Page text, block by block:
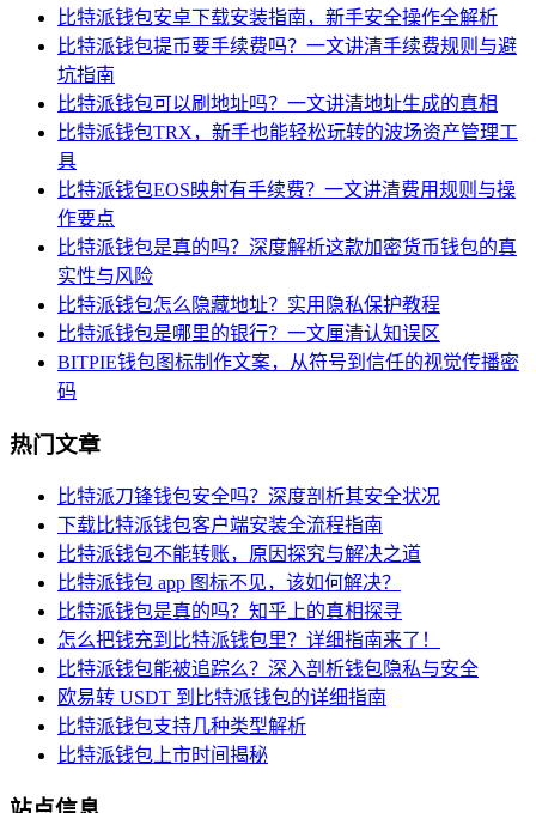
比特派钱包安卓下载安装指南，新手安全操作全解析
比特派钱包提币要手续费吗？一文讲清手续费规则与避
坑指南
比特派钱包可以刷地址吗？一文讲清地址生成的真相
比特派钱包TRX，新手也能轻松玩转的波场资产管理工
具
比特派钱包EOS映射有手续费？一文讲清费用规则与操
作要点
比特派钱包是真的吗？深度解析这款加密货币钱包的真
实性与风险
比特派钱包怎么隐藏地址？实用隐私保护教程
比特派钱包是哪里的银行？一文厘清认知误区
BITPIE钱包图标制作文案，从符号到信任的视觉传播密
码
热门文章
比特派刀锋钱包安全吗？深度剖析其安全状况
下载比特派钱包客户端安装全流程指南
比特派钱包不能转账，原因探究与解决之道
比特派钱包 app 图标不见，该如何解决？
比特派钱包是真的吗？知乎上的真相探寻
怎么把钱充到比特派钱包里？详细指南来了！
比特派钱包能被追踪么？深入剖析钱包隐私与安全
欧易转 USDT 到比特派钱包的详细指南
比特派钱包支持几种类型解析
比特派钱包上市时间揭秘